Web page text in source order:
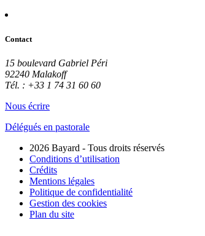
Contact
15 boulevard Gabriel Péri
92240 Malakoff
Tél. : +33 1 74 31 60 60
Nous écrire
Délégués en pastorale
2026 Bayard - Tous droits réservés
Conditions d’utilisation
Crédits
Mentions légales
Politique de confidentialité
Gestion des cookies
Plan du site